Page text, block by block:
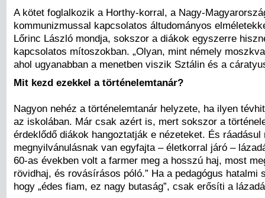
A kötet foglalkozik a Horthy-korral, a Nagy-
kommunizmussal kapcsolatos áltudományos
Lőrinc László mondja, sokszor a diákok egyszerre
kapcsolatos mítoszokban. „Olyan, mint némely
ahol ugyanabban a menetben viszik Sztálin és a
Mit kezd ezekkel a történelemtanár?
Nagyon nehéz a történelemtanár helyzete, ha ilyen
az iskolában. Már csak azért is, mert sokszor a
érdeklődő diákok hangoztatják e nézeteket. És ráadásul
megnyilvánulásnak van egyfajta – életkorral járó –
60-as években volt a farmer meg a hosszú haj, most
rövidhaj, és rovásírásos póló.” Ha a pedagógus hatalmi
hogy „édes fiam, ez nagy butaság”, csak erősíti a